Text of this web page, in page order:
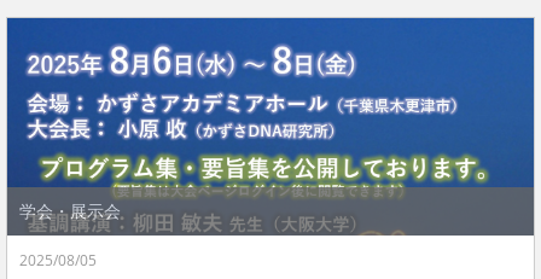
学会・展示会
2025/08/05